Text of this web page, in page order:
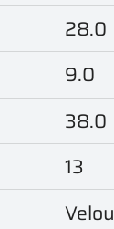
28.0
9.0
38.0
13